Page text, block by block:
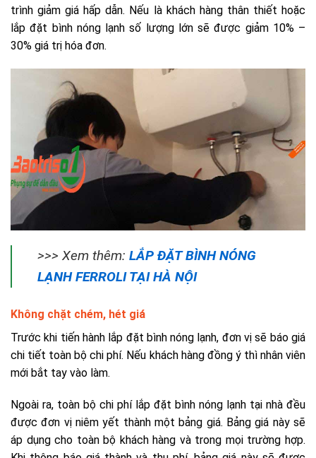
trình giảm giá hấp dẫn. Nếu là khách hàng thân thiết hoặc
lắp đặt bình nóng lạnh số lượng lớn sẽ được giảm 10% –
30% giá trị hóa đơn.
>>> Xem thêm: LẮP ĐẶT BÌNH NÓNG
LẠNH FERROLI TẠI HÀ NỘI
Không chặt chém, hét giá
Trước khi tiến hành lắp đặt bình nóng lạnh, đơn vị sẽ báo giá
chi tiết toàn bộ chi phí. Nếu khách hàng đồng ý thì nhân viên
mới bắt tay vào làm.
Ngoài ra, toàn bộ chi phí lắp đặt bình nóng lạnh tại nhà đều
được đơn vị niêm yết thành một bảng giá. Bảng giá này sẽ
áp dụng cho toàn bộ khách hàng và trong mọi trường hợp.